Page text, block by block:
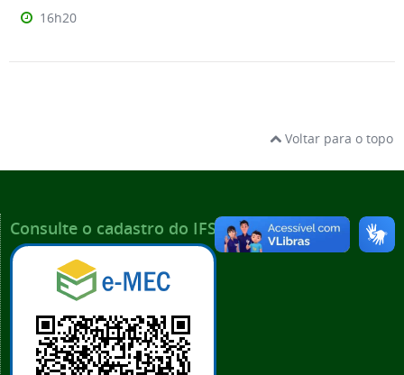
16h20
Voltar para o topo
Consulte o cadastro do IFSP no e-MEC